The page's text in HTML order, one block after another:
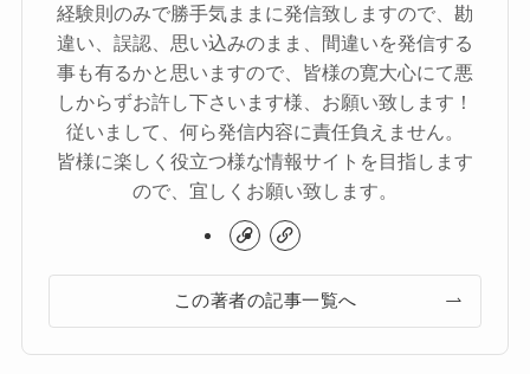
経験則のみで勝手気ままに発信致しますので、勘
違い、誤認、思い込みのまま、間違いを発信する
事も有るかと思いますので、皆様の寛大心にて悪
しからずお許し下さいます様、お願い致します！
従いまして、何ら発信内容に責任負えません。
皆様に楽しく役立つ様な情報サイトを目指します
ので、宜しくお願い致します。
この著者の記事一覧へ